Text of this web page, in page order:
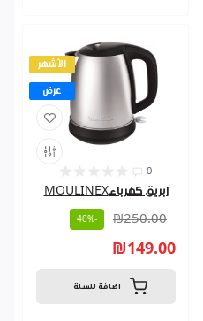
الأشهر
عرض
0
ابريق كهرباءMOULINEX
₪250.00
-40%
₪149.00
اضافة للسلة